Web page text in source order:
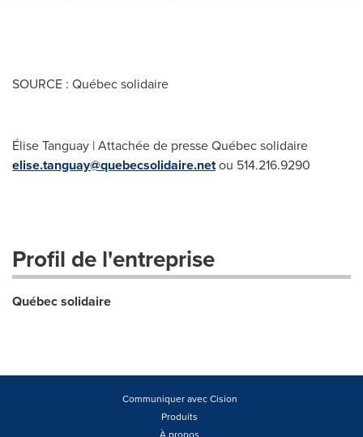
SOURCE : Québec solidaire
Élise Tanguay | Attachée de presse Québec solidaire
elise.tanguay@quebecsolidaire.netou 514.216.9290
Profil de l'entreprise
Québec solidaire
Communiquer avec Cision
Produits
À propos